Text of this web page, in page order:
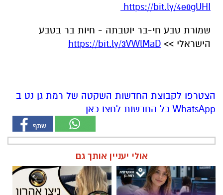
https://bit.ly/4e0gUHI
שמורת טבע חי-בר יוטבתה - חיות בר בטבע
הישראלי >> https://bit.ly/3VWlMaD
הצטרפו לקבוצת החדשות השקטה של רמת גן נט ב-
WhatsApp כל החדשות לחצו כאן
אולי יעניין אותך גם